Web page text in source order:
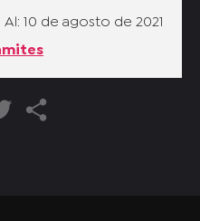
10 de agosto de 2021